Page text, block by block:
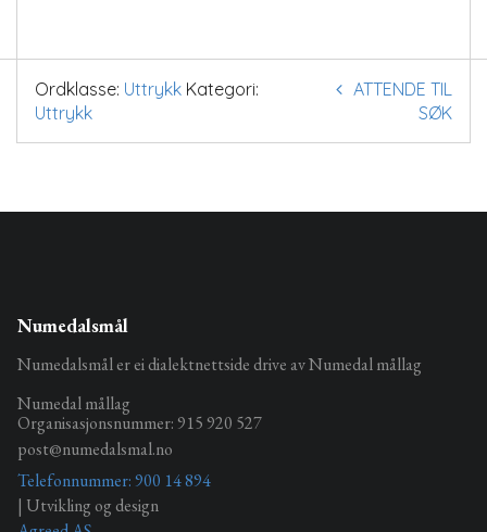
Ordklasse: Uttrykk Kategori:
Uttrykk
ATTENDE TIL
SØK
Numedalsmål
Numedalsmål er ei dialektnettside drive av Numedal mållag
Numedal mållag
Organisasjonsnummer: 915 920 527
post@numedalsmal.no
Telefonnummer: 900 14 894
| Utvikling og design